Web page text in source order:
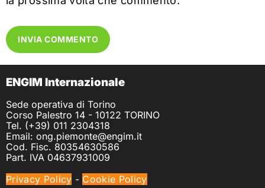
ENGIM Internazionale
Sede operativa di Torino
Corso Palestro 14 - 10122 TORINO
Tel. (+39) 011 2304318
Email: ong.piemonte@engim.it
Cod. Fisc. 80354630586
Part. IVA 04637931009
Privacy Policy - Cookie Policy